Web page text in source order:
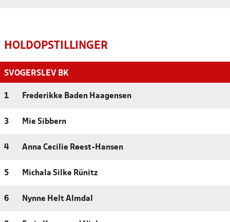
HOLDOPSTILLINGER
SVOGERSLEV BK
1 Frederikke Baden Haagensen
3 Mie Sibbern
4 Anna Cecilie Røest-Hansen
5 Michala Silke Rünitz
6 Nynne Helt Almdal